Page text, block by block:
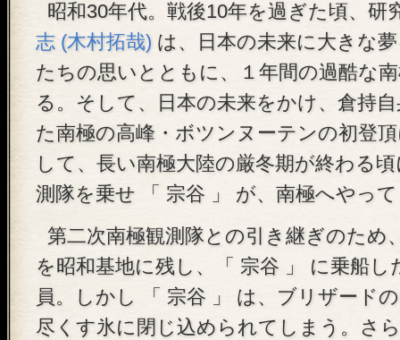
昭和30年代。戦後10年を過ぎた頃、研
志 (木村拓哉) は、日本の未来に大きな
たちの思いとともに、１年間の過酷な
る。そして、日本の未来をかけ、倉持
た南極の高峰・ボツンヌーテンの初登
して、長い南極大陸の厳冬期が終わる
測隊を乗せ 「 宗谷 」 が、南極へやっ
第二次南極観測隊との引き継ぎのため
を昭和基地に残し、「 宗谷 」 に乗船し
員。しかし 「 宗谷 」 は、ブリザード
尽くす氷に閉じ込められてしまう。さ